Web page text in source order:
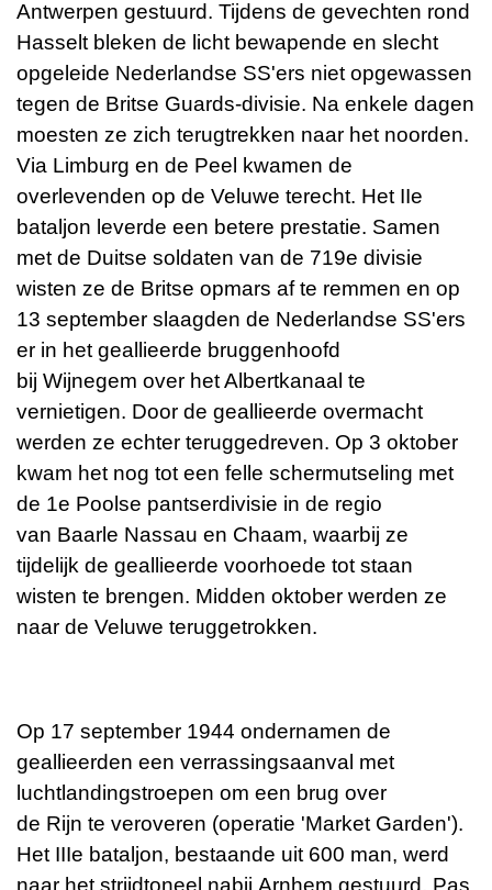
Antwerpen gestuurd. Tijdens de gevechten rond
Hasselt bleken de licht bewapende en slecht
opgeleide Nederlandse SS'ers niet opgewassen
tegen de Britse Guards-divisie. Na enkele dagen
moesten ze zich terugtrekken naar het noorden.
Via Limburg en de Peel
kwamen de
overlevenden op de Veluwe terecht. Het IIe
bataljon leverde een betere prestatie. Samen
met de Duitse soldaten van de 719e divisie
wisten ze de Britse opmars af te remmen en op
13 september slaagden de Nederlandse SS'ers
er in het geallieerde bruggenhoofd
bij Wijnegem over het Albertkanaal te
vernietigen. Door de geallieerde overmacht
werden ze echter teruggedreven. Op 3 oktober
kwam het nog tot een felle schermutseling met
de 1e Poolse pantserdivisie in de regio
van Baarle Nassau en Chaam, waarbij ze
tijdelijk de geallieerde voorhoede tot staan
wisten te brengen. Midden oktober werden ze
naar de Veluwe teruggetrokken.
Op 17 september 1944 ondernamen de
geallieerden een verrassingsaanval met
luchtlandingstroepen om een brug over
de Rijn te veroveren (operatie 'Market Garden').
Het IIIe bataljon, bestaande uit 600 man, werd
naar het strijdtoneel nabij Arnhem gestuurd. Pas